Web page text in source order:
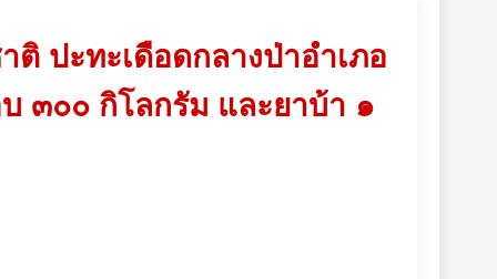
ปะทะเดือดกลางป่าอำเภอ
๓๐๐ กิโลกรัม และยาบ้า ๑